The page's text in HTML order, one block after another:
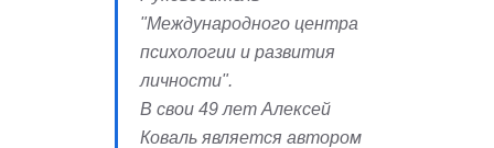
"Международного центра
психологии и развития
личности".
В свои 49 лет Алексей
Коваль является автором